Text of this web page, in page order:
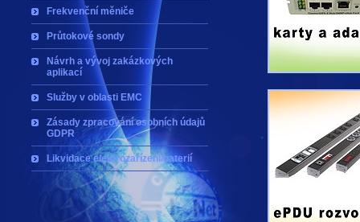
Frekvenční měniče
Průtokové sondy
Návrh a vývoj zakázkových
aplikací
Služby v oblasti EMC
Zásady zpracování osobních údajů
GDPR
Likvidace elektrozařízení/baterií